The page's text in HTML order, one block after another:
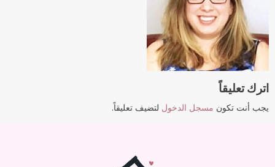
اترك تعليقاً
يجب أنت تكونمسجل الدخوللتضيف تعليقاً.